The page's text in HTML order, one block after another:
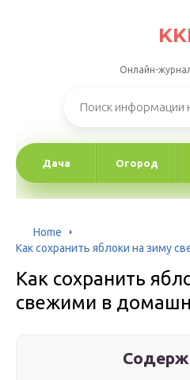
Онлайн-
Дача Огород
Home
Как сохранить яблоки на зиму
Как сохранить
свежими в